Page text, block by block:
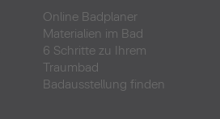
Online Badplaner
Materialien im Bad
6 Schritte zu Ihrem
Traumbad
Badausstellung finden